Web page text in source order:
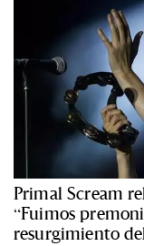
Primal Scream
“Fuimos
resurgimiento